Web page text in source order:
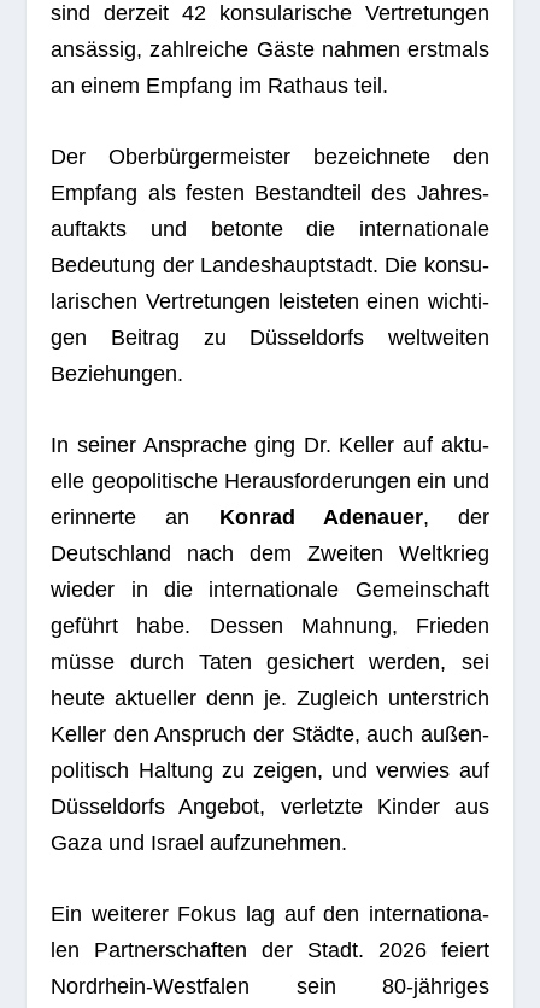
sind der­zeit 42 kon­su­la­ri­sche Ver­tre­tun­gen
ansäs­sig, zahl­rei­che Gäste nah­men erst­mals
an einem Emp­fang im Rat­haus teil.
Der Ober­bür­ger­meis­ter bezeich­nete den
Emp­fang als fes­ten Bestand­teil des Jah­res­
auf­takts und betonte die inter­na­tio­nale
Bedeu­tung der Lan­des­haupt­stadt. Die kon­su­
la­ri­schen Ver­tre­tun­gen leis­te­ten einen wich­ti­
gen Bei­trag zu Düs­sel­dorfs welt­wei­ten
Beziehungen.
In sei­ner Anspra­che ging Dr. Kel­ler auf aktu­
elle geo­po­li­ti­sche Her­aus­for­de­run­gen ein und
erin­nerte an Kon­rad Ade­nauer, der
Deutsch­land nach dem Zwei­ten Welt­krieg
wie­der in die inter­na­tio­nale Gemein­schaft
geführt habe. Des­sen Mah­nung, Frie­den
müsse durch Taten gesi­chert wer­den, sei
heute aktu­el­ler denn je. Zugleich unter­strich
Kel­ler den Anspruch der Städte, auch außen­
po­li­tisch Hal­tung zu zei­gen, und ver­wies auf
Düs­sel­dorfs Ange­bot, ver­letzte Kin­der aus
Gaza und Israel aufzunehmen.
Ein wei­te­rer Fokus lag auf den inter­na­tio­na­
len Part­ner­schaf­ten der Stadt. 2026 fei­ert
Nord­rhein-West­fa­len sein 80-jäh­ri­ges